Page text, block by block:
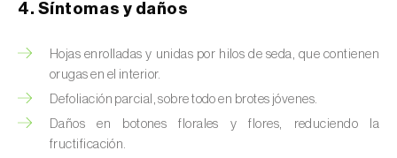
Cantárida (Lytta vesicatoria
Capua de los frutos ( Adoxophyes orana
Cecidomía destructora (
4. Síntomas y daños
Hojas enrolladas y unidas por hilos de seda, que contienen
orugas en el interior.
Defoliación parcial, sobre todo en brotes jóvenes.
Daños en botones florales y flores, reduciendo la
fructificación.